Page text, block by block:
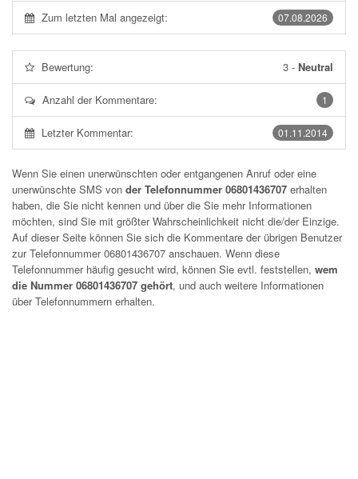
07.08.2026
Zum letzten Mal angezeigt:
Bewertung: 3 - Neutral
1
Anzahl der Kommentare:
01.11.2014
Letzter Kommentar:
Wenn Sie einen unerwünschten oder entgangenen Anruf oder eine
unerwünschte SMS von der Telefonnummer 06801436707 erhalten
haben, die Sie nicht kennen und über die Sie mehr Informationen
möchten, sind Sie mit größter Wahrscheinlichkeit nicht die/der Einzige.
Auf dieser Seite können Sie sich die Kommentare der übrigen Benutzer
zur Telefonnummer06801436707 anschauen. Wenn diese
Telefonnummer häufig gesucht wird, können Sie evtl. feststellen, wem
die Nummer 06801436707 gehört, und auch weitere Informationen
über Telefonnummern erhalten.